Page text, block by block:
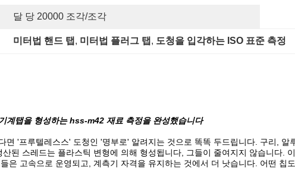
달 당 20000 조각/조각
미터법 핸드 탭 , 미터법 플러그 탭 , 도청을 입각하는 ISO 표준 측정
계탭을 형성하는 hss-m42 재료 측정을 완성했습니다
면 '프루텔레스스' 도청인 '명부로' 알려지는 것으로 똑똑 두드립니다. 구리,
된 스레드는 플라스틱 변형에 의해 형성됩니다, 그들이 줄여지지 않습니다.
은 고속으로 운영되고, 계측기 자격을 유지하는 것에서 더 낫습니다. 어떤